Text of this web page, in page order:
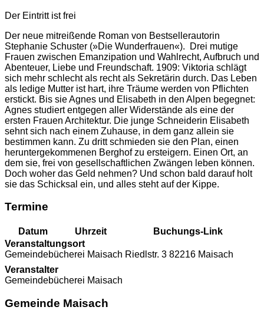
Der Eintritt ist frei
Der neue mitreißende Roman von Bestsellerautorin
Stephanie Schuster (»Die Wunderfrauen«). Drei mutige
Frauen zwischen Emanzipation und Wahlrecht, Aufbruch und
Abenteuer, Liebe und Freundschaft. 1909: Viktoria schlägt
sich mehr schlecht als recht als Sekretärin durch. Das Leben
als ledige Mutter ist hart, ihre Träume werden von Pflichten
erstickt. Bis sie Agnes und Elisabeth in den Alpen begegnet:
Agnes studiert entgegen aller Widerstände als eine der
ersten Frauen Architektur. Die junge Schneiderin Elisabeth
sehnt sich nach einem Zuhause, in dem ganz allein sie
bestimmen kann. Zu dritt schmieden sie den Plan, einen
heruntergekommenen Berghof zu ersteigern. Einen Ort, an
dem sie, frei von gesellschaftlichen Zwängen leben können.
Doch woher das Geld nehmen? Und schon bald darauf holt
sie das Schicksal ein, und alles steht auf der Kippe.
Termine
Datum Uhrzeit
Buchungs-Link
Veranstaltungsort
Gemeindebücherei Maisach Riedlstr. 3 82216 Maisach
Veranstalter
Gemeindebücherei Maisach
Gemeinde Maisach